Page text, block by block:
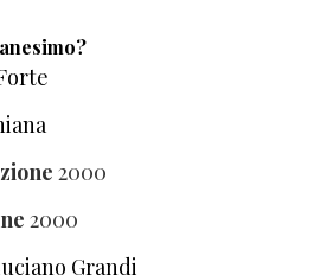
2000
2000
Grandi